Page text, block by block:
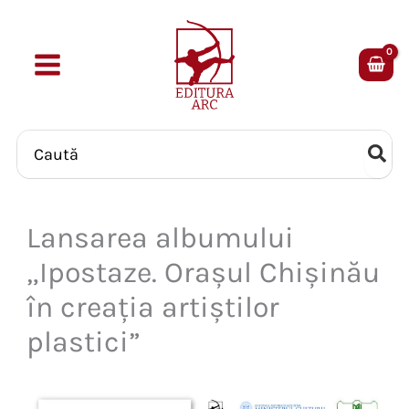
content
Search
for:
Lansarea albumului
„Ipostaze. Orașul Chișinău
în creația artiștilor
plastici”